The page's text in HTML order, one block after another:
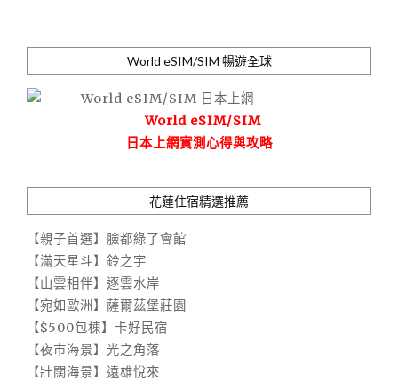
World eSIM/SIM 暢遊全球
World eSIM/SIM
日本上網實測心得與攻略
花蓮住宿精選推薦
【親子首選】臉都綠了會館
【滿天星斗】鈴之宇
【山雲相伴】逐雲水岸
【宛如歐洲】薩爾茲堡莊園
【$500包棟】卡好民宿
【夜市海景】光之角落
【壯闊海景】遠雄悅來